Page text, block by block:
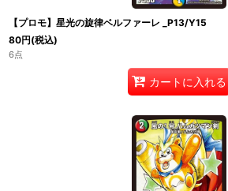
【プロモ】星光の旋律ベルファーレ _P13/Y15
80円(税込)
6点
カートに入れる